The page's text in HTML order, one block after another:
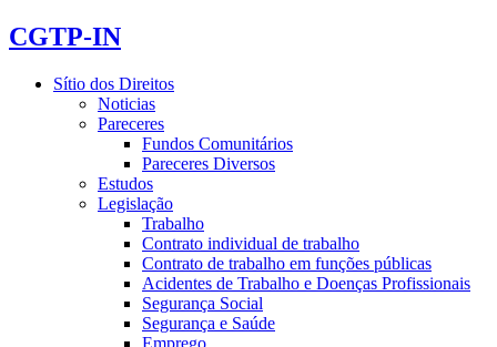
CGTP-IN
Sítio dos Direitos
Noticias
Pareceres
Fundos Comunitários
Pareceres Diversos
Estudos
Legislação
Trabalho
Contrato individual de trabalho
Contrato de trabalho em funções públicas
Acidentes de Trabalho e Doenças Profissionais
Segurança Social
Segurança e Saúde
Emprego